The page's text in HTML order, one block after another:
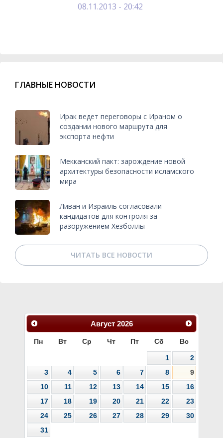
08.11.2013 - 20:42
ГЛАВНЫЕ НОВОСТИ
Ирак ведет переговоры с Ираном о
создании нового маршрута для
экспорта нефти
Мекканский пакт: зарождение новой
архитектуры безопасности исламского
мира
Ливан и Израиль согласовали
кандидатов для контроля за
разоружением Хезболлы
ЧИТАТЬ ВСЕ НОВОСТИ
Август 2026
Пн Вт Ср Чт Пт Сб Вс
1
2
3
4 5 6 7 8
9
10
11 12 13 14 15
16
17
18 19 20 21 22
23
24
25 26 27 28 29
30
31